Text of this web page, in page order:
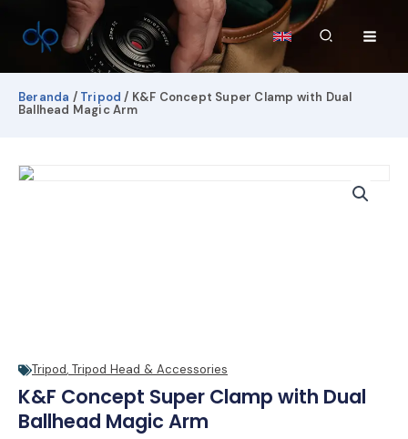
konten
Cari
Beranda / Tripod / K&F Concept Super Clamp with Dual
Ballhead Magic Arm
Tripod, Tripod Head & Accessories
K&F Concept Super Clamp with Dual
Ballhead Magic Arm